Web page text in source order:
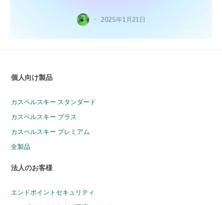
2025年1月21日
個人向け製品
カスペルスキー スタンダード
カスペルスキー プラス
カスペルスキー プレミアム
全製品
法人のお客様
エンドポイントセキュリティ